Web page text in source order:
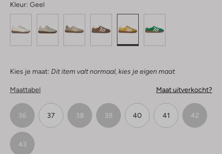
Kleur: Geel
Kies je maat: Dit item valt normaal, kies je eigen maat
Maattabel Maat uitverkocht?
36 37 38 39 40 41 42
43